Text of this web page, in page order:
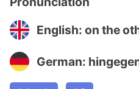
English: on the
German: